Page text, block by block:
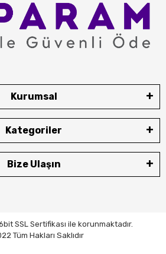
Kurumsal
Kategoriler
Bize Ulaşın
SSL Sertifikası ile korunmaktadır.
Tüm Hakları Saklıdır